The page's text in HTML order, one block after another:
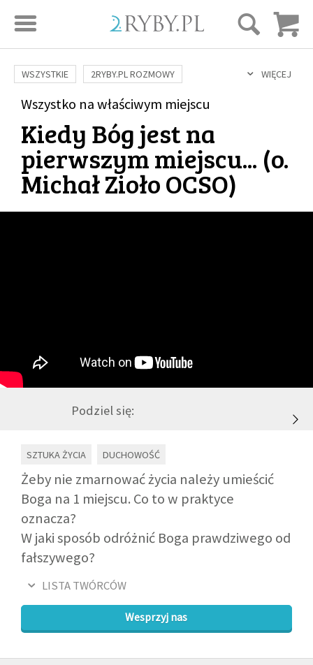
STRONA GŁÓWNA
SERIE FILMÓW
AUTORZY
BLOG
PARTNERZY
WIĘCEJ
WSZYSTKIE 2RYBY.PL ROZMOWY
SAME DOBRE WIADOMOŚCI ONA I ON
SZTUKA ŻYCIA MIŁOŚĆ DUCHOWOŚĆ
BUDOWANIE WIĘZI RODZINA NAUKA BIBLIA
KOBIETA MĘŻCZYZNA RELIGIE FILOZOFIA
Wszystko na właściwym miejscu
Kiedy Bóg jest na
pierwszym miejscu... (o.
Michał Zioło OCSO)
Podziel się:
SZTUKA ŻYCIA DUCHOWOŚĆ
Żeby nie zmarnować życia należy umieścić
Boga na 1 miejscu. Co to w praktyce
oznacza?
W jaki sposób odróżnić Boga prawdziwego od
fałszywego?
LISTA TWÓRCÓW
Wesprzyj nas